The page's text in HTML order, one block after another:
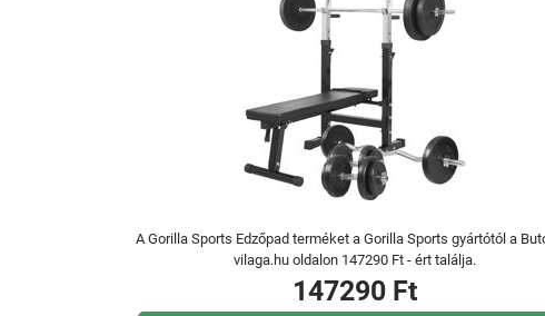
A Gorilla Sports Edzőpad terméket a Gorilla Sports gyártótól a
vilaga.hu oldalon 147290 Ft - ért találja.
147290 Ft